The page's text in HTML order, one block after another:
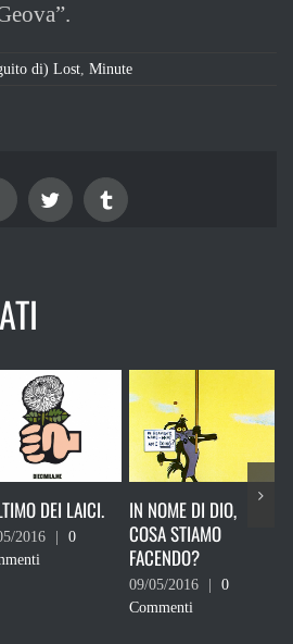
di) Lost, Minute
FacebookTwitter Tumblr
LAICI.
0
IN NOME DI DIO,
COSA STIAMO
FACENDO?
09/05/2016 | 0
Commenti
CHARLES
– LE